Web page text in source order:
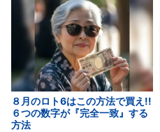
８月のロト6はこの方法で買え!!
６つの数字が『完全一致』する
方法